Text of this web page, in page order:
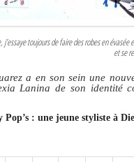
j’essaye toujours de faire des robes en
et se
a en son sein une
Lanina de son
: une jeune styliste à